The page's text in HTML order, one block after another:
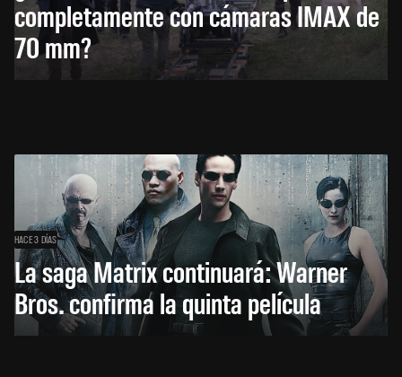
completamente con cámaras IMAX de
70 mm?
HACE 3 DÍAS
La saga Matrix continuará: Warner
Bros. confirma la quinta película